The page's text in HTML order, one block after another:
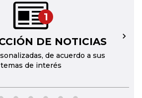
1
DE NOTICIAS
de acuerdo a sus
temas de interés
→